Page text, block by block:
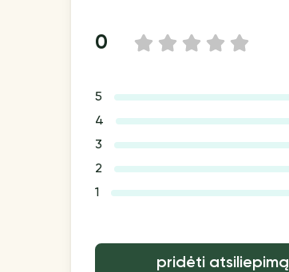
0 5
4
3
2
1
5
4
3
2
1
pridėti atsiliepimą